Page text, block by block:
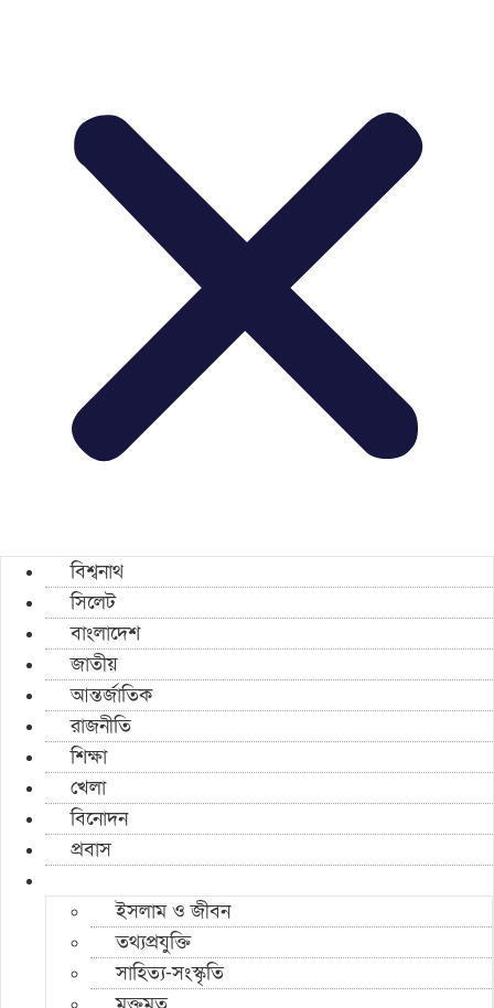
বিশ্বনাথ
সিলেট
বাংলাদেশ
জাতীয়
আন্তর্জাতিক
রাজনীতি
শিক্ষা
খেলা
বিনোদন
প্রবাস
ইসলাম ও জীবন
তথ্যপ্রযুক্তি
সাহিত্য-সংস্কৃতি